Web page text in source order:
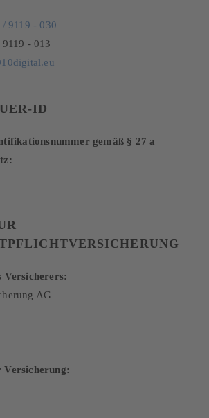
9119 - 030
- 013
ID
gemäß § 27 a
Versicherers:
AG
Versicherung: